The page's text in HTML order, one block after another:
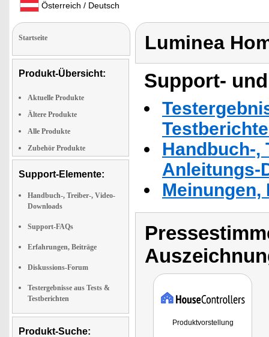
Österreich / Deutsch
Startseite
Produkt-Übersicht:
Aktuelle Produkte
Ältere Produkte
Alle Produkte
Zubehör Produkte
Support-Elemente:
Handbuch-, Treiber-, Video-
Downloads
Support-FAQs
Erfahrungen, Beiträge
Diskussions-Forum
Testergebnisse aus Tests &
Testberichten
Produkt-Suche:
Luminea
Support-
Handbuch-,
Anleitungs-
Produktvorstellung